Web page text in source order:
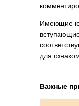
Имеющие
для
Важные